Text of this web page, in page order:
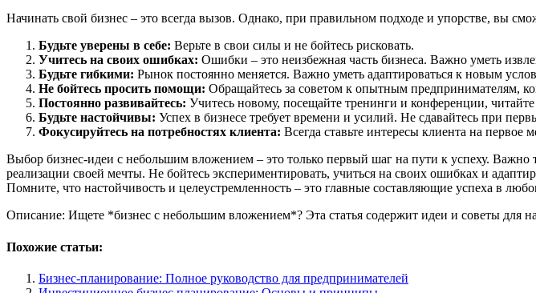
Начинать свой бизнес – это всегда вызов. Однако, при правильном подходе и упорстве, вы
Будьте уверены в себе: Верьте в свои силы и не бойтесь рисковать.
Учитесь на своих ошибках: Ошибки – это неизбежная часть бизнеса. Важно уметь
Будьте гибкими: Рынок постоянно меняется. Важно уметь адаптироваться к новым
Не бойтесь просить помощи: Обращайтесь за советом к опытным предпринимателям,
Постоянно развивайтесь: Учитесь новому, посещайте тренинги и конференции, читайте
Будьте настойчивы: Успех в бизнесе требует времени и усилий. Не сдавайтесь при
Фокусируйтесь на потребностях клиента: Всегда ставьте интересы клиента на первое
Выбор бизнес-идеи с небольшим вложением – это только первый шаг на пути к успеху.
реализации своей мечты. Не бойтесь экспериментировать, учиться на своих ошибках и
Помните, что настойчивость и целеустремленность – это главные составляющие успеха в
Описание: Ищете *бизнес с небольшим вложением*? Эта статья содержит идеи и советы для
Похожие статьи:
Бизнес-планирование: Полное руководство для предпринимателей